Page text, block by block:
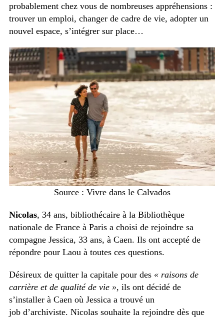
probablement chez vous de nombreuses appréhensions :
trouver un emploi, changer de cadre de vie, adopter un
nouvel espace, s’intégrer sur place…
Source : Vivre dans le Calvados
Nicolas, 34 ans, bibliothécaire à la Bibliothèque
nationale de France à Paris a choisi de rejoindre sa
compagne Jessica, 33 ans, à Caen. Ils ont accepté de
répondre pour Laou à toutes ces questions.
Désireux de quitter la capitale pour des « raisons de
carrière et de qualité de vie », ils ont décidé de
s’installer à Caen où Jessica a trouvé un
job d’archiviste. Nicolas souhaite la rejoindre dès que